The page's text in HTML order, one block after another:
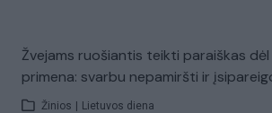
Žvejams ruošiantis teikti paraiškas dėl
primena: svarbu nepamiršti ir
Žinios Lietuvos diena